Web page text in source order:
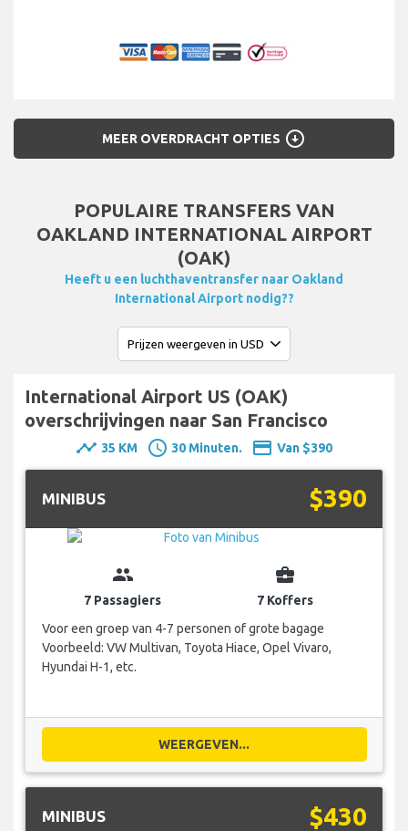
MEER OVERDRACHT OPTIES arrow_circle_down
POPULAIRE TRANSFERS VAN
OAKLAND INTERNATIONAL AIRPORT
(OAK)
Heeft u een luchthaventransfer naar Oakland
International Airport nodig??
International Airport US (OAK)
overschrijvingen naar San Francisco
timeline 35 KM schedule 30 Minuten. payment Van $390
MINIBUS $390
group
7 Passagiers
business_center
7 Koffers
Voor een groep van 4-7 personen of grote bagage
Voorbeeld: VW Multivan, Toyota Hiace, Opel Vivaro,
Hyundai H-1, etc.
WEERGEVEN...
MINIBUS $430